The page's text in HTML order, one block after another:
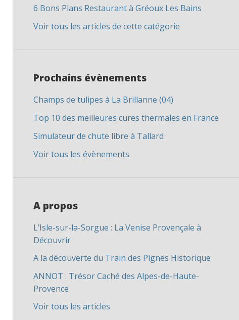
6 Bons Plans Restaurant à Gréoux Les Bains
Voir tous les articles de cette catégorie
Prochains évènements
Champs de tulipes à La Brillanne (04)
Top 10 des meilleures cures thermales en France
Simulateur de chute libre à Tallard
Voir tous les évènements
A propos
L’Isle-sur-la-Sorgue : La Venise Provençale à
Découvrir
A la découverte du Train des Pignes Historique
ANNOT : Trésor Caché des Alpes-de-Haute-
Provence
Voir tous les articles